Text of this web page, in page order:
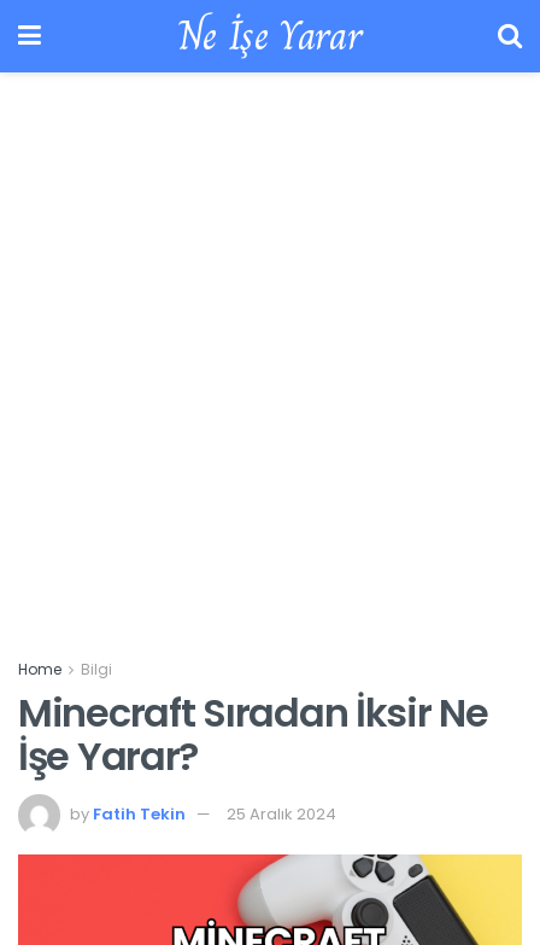
Ne İşe Yarar
Home Bilgi
Minecraft Sıradan İksir Ne
İşe Yarar?
by Fatih Tekin 25 Aralık 2024